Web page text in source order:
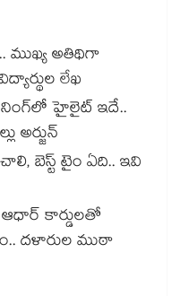
ముఖ్య అతిథిగా
లేఖ
హైలైట్ ఇదే..
అర్జున్
బెస్ట్ టైం ఏది.. ఇవి
కార్డులతో
దళారుల ముఠా